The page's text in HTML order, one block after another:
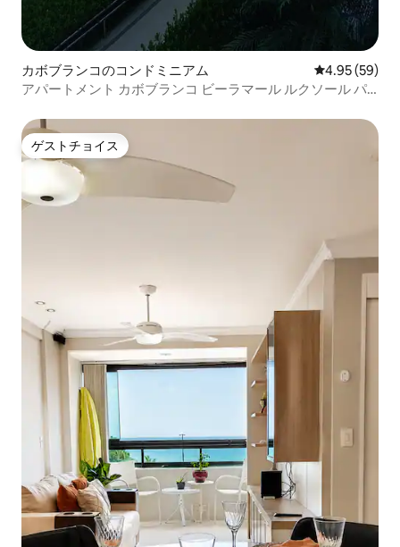
カボブランコのコンドミニアム レビュー59
4.95 (59)
アパートメント カボブランコ ビーラマール ルクソール パ
ゲストチョイス
ゲストチョイス